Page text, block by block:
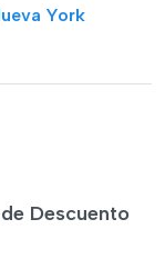
York
Descuento